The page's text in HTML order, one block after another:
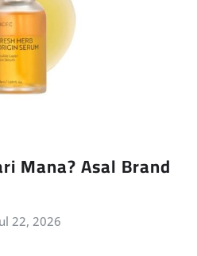
Mana? Asal Brand
22, 2026